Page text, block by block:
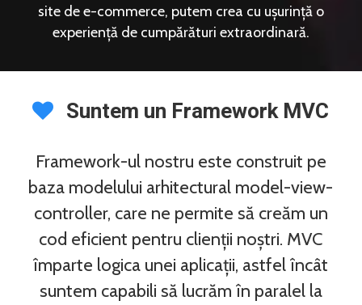
site de e-commerce, putem crea cu ușurință o
experiență de cumpărături extraordinară.
Suntem un Framework MVC
Framework-ul nostru este construit pe
baza modelului arhitectural model-view-
controller, care ne permite să creăm un
cod eficient pentru clienții noștri. MVC
împarte logica unei aplicații, astfel încât
suntem capabili să lucrăm în paralel la